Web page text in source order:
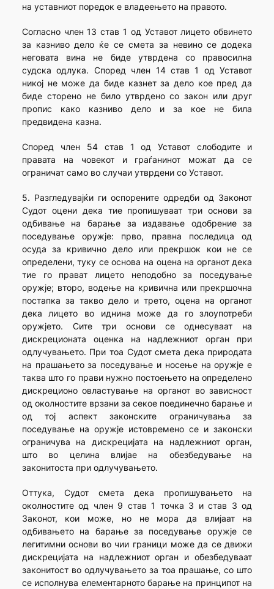
на уставниот поредок е владеењето на правото.
Согласно член 13 став 1 од Уставот лицето обвинето
за казниво дело ќе се смета за невино се додека
неговата вина не биде утврдена со правосилна
судска одлука. Според член 14 став 1 од Уставот
никој не може да биде казнет за дело кое пред да
биде сторено не било утврдено со закон или друг
пропис како казниво дело и за кое не била
предвидена казна.
Според член 54 став 1 од Уставот слободите и
правата на човекот и граѓанинот можат да се
ограничат само во случаи утврдени со Уставот.
5. Разгледувајќи ги оспорените одредби од Законот
Судот оцени дека тие пропишуваат три основи за
одбивање на барање за издавање одобрение за
поседување оружје: прво, правна последица од
осуда за кривично дело или прекршок кои не се
определени, туку се основа на оцена на органот дека
тие го прават лицето неподобно за поседување
оружје; второ, водење на кривична или прекршочна
постапка за такво дело и трето, оцена на органот
дека лицето во иднина може да го злоупотреби
оружјето. Сите три основи се однесуваат на
дискреционата оценка на надлежниот орган при
одлучувањето. При тоа Судот смета дека природата
на прашањето за поседување и носење на оружје е
таква што го прави нужно постоењето на определено
дискреционо овластување на органот во зависност
од околностите врзани за секое поединечно барање и
од тој аспект законските ограничувања за
поседување на оружје истовремено се и законски
ограничува на дискрецијата на надлежниот орган,
што во целина влијае на обезбедување на
законитоста при одлучувањето.
Оттука, Судот смета дека пропишувањето на
околностите од член 9 став 1 точка 3 и став 3 од
Законот, кои може, но не мора да влијаат на
одбивањето на барање за поседување оружје се
легитимни основи во чии граници може да се движи
дискрецијата на надлежниот орган и обезбедуваат
законитост во одлучувањето за тоа прашање, со што
се исполнува елементарното барање на принципот на